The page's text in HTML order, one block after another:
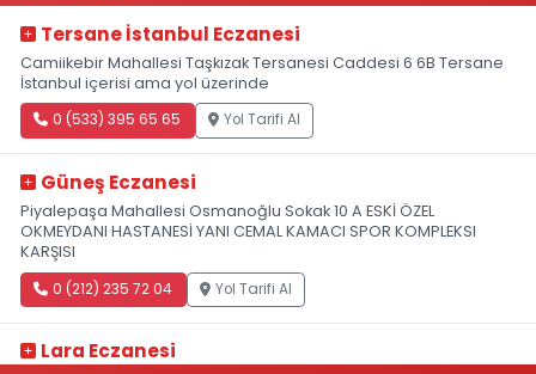
Tersane İstanbul Eczanesi
Camiikebir Mahallesi Taşkızak Tersanesi Caddesi 6 6B Tersane
İstanbul içerisi ama yol üzerinde
0 (533) 395 65 65 Yol Tarifi Al
Güneş Eczanesi
Piyalepaşa Mahallesi Osmanoğlu Sokak 10 A ESKİ ÖZEL
OKMEYDANI HASTANESİ YANI CEMAL KAMACI SPOR KOMPLEKSI
KARŞISI
0 (212) 235 72 04 Yol Tarifi Al
Lara Eczanesi